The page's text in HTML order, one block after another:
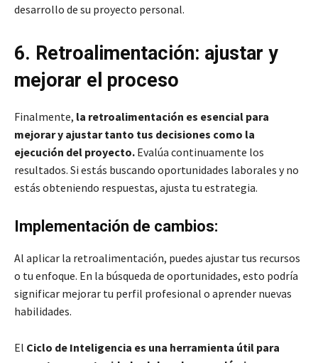
desarrollo de su proyecto personal.
6. Retroalimentación: ajustar y
mejorar el proceso
Finalmente, la retroalimentación es esencial para
mejorar y ajustar tanto tus decisiones como la
ejecución del proyecto. Evalúa continuamente los
resultados. Si estás buscando oportunidades laborales y no
estás obteniendo respuestas, ajusta tu estrategia.
Implementación de cambios:
Al aplicar la retroalimentación, puedes ajustar tus recursos
o tu enfoque. En la búsqueda de oportunidades, esto podría
significar mejorar tu perfil profesional o aprender nuevas
habilidades.
El Ciclo de Inteligencia es una herramienta útil para